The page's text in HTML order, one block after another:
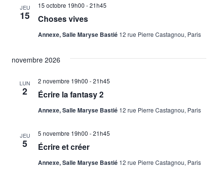
JEU
15 Choses vives
15 octobre 19h00 -21h45
Annexe, Salle Maryse Bastié 12 rue Pierre Castagnou, Paris
novembre 2026
LUN
2 Écrire la fantasy 2
2 novembre 19h00 -21h45
Annexe, Salle Maryse Bastié 12 rue Pierre Castagnou, Paris
JEU
5 Écrire et créer
5 novembre 19h00 -21h45
Annexe, Salle Maryse Bastié 12 rue Pierre Castagnou, Paris